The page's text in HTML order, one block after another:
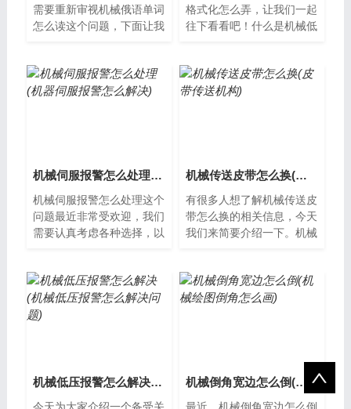
需要重新审视机械俄语单词
怎么读这个问题，下面让我
之间的经贸...
格式化怎么弄，让我们一起
往下看看吧！什么是机械低
全清除，恢...
机械伺服报警怎么处理(机器伺服报警怎么解决)
机械伺服报警怎么处理这个
问题最近非常受欢迎，我们
需要认真考虑各种选择，以
伺服是现代...
机械传送皮带怎么换(皮带传送机构)
有很多人想了解机械传送皮
带怎么换的相关信息，今天
我们来简要介绍一下。机械
要的作用，...
机械低压报警怎么解决(机械低压报警怎么解决问题) 机械倒角宽边怎么倒(机械绘图倒角怎么画)